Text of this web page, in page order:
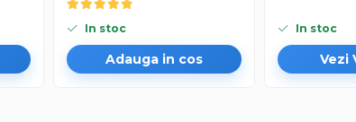
In stoc
Adauga in cos
In stoc
Vezi